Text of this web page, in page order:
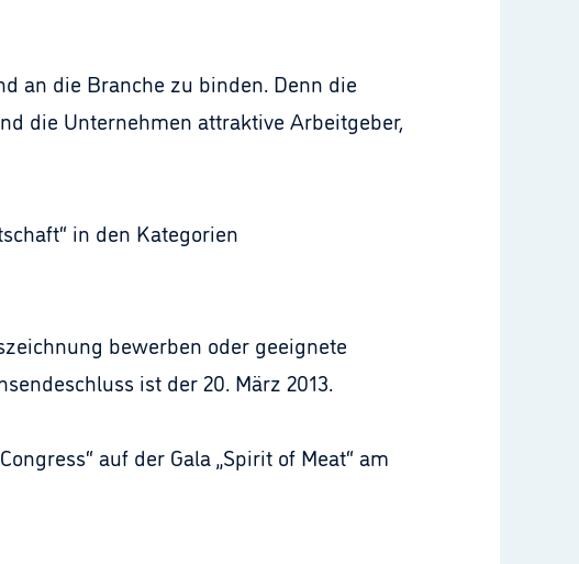
an die Branche zu binden. Denn die
die Unternehmen attraktive Arbeitgeber,
in den Kategorien
bewerben oder geeignete
ist der 20. März 2013.
auf der Gala „Spirit of Meat“ am